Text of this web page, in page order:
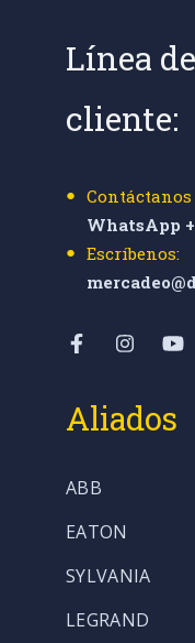
Línea
cliente:
WhatsApp
Escríbenos:
Aliados
ABB
EATON
SYLVANIA
LEGRAND